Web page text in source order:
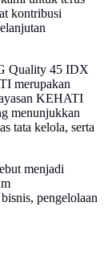
kontribusi
Quality 45 IDX
merupakan
KEHATI
menunjukkan
tata kelola, serta
menjadi
pengelolaan